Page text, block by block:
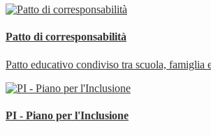
Patto di corresponsabilità
Patto educativo condiviso tra scuola, famiglia
PI - Piano per l'Inclusione